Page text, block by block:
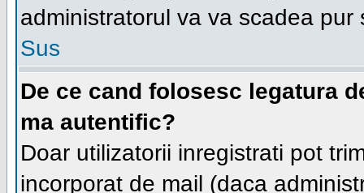
administratorul va va scadea
Sus
De ce cand folosesc legatura
ma autentific?
Doar utilizatorii inregistrati pot
incorporat de mail (daca